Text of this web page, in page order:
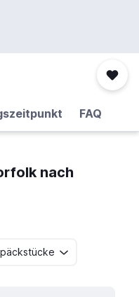
FAQ
nach